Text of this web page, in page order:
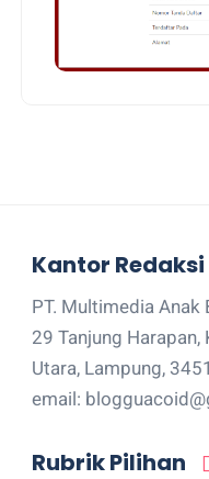
Kantor Redaksi
PT. Multimedia Anak
29 Tanjung
Utara, Lampung,
email:
Rubrik Pilihan